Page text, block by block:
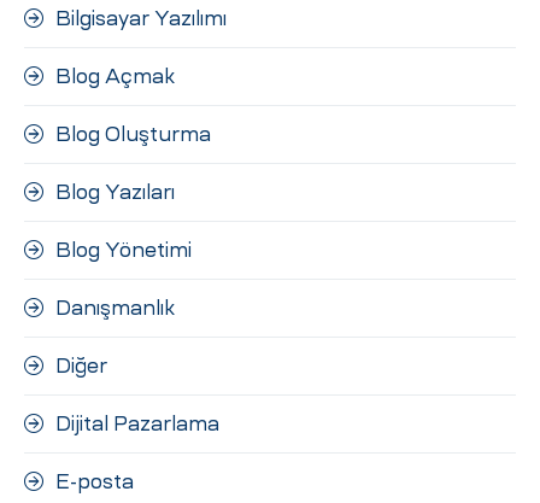
Bilgisayar Yazılımı
Blog Açmak
Blog Oluşturma
Blog Yazıları
Blog Yönetimi
Danışmanlık
Diğer
Dijital Pazarlama
E-posta